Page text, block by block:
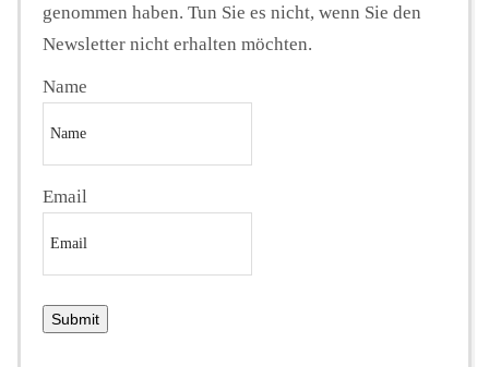
genommen haben. Tun Sie es nicht, wenn Sie den
Newsletter nicht erhalten möchten.
Name
Email